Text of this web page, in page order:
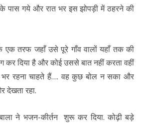
पास गये और रात भर इस झोपड़ी में ठहरने की
एक तरफ जहाँ उसे पूरे गाँव वालों यहाँ तक की
दिया है और कोई उससे बात नहीं करता वहीँ
रहना चाहते हैं…. वह कुछ बोल न सका और
देखता रहा.
ने भजन-कीर्तन शुरू कर दिया. कोढ़ी बड़े